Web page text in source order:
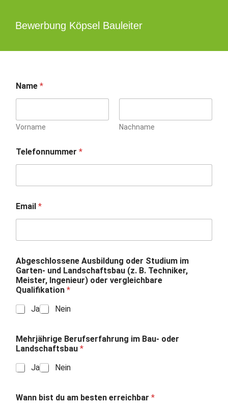
InhaltBewerbung Köpsel Bauleiter
Name *
Vorname Nachname
Telefonnummer *
Email *
Abgeschlossene Ausbildung oder Studium im
Garten- und Landschaftsbau (z. B. Techniker,
Meister, Ingenieur) oder vergleichbare
Qualifikation *
Ja
Nein
Mehrjährige Berufserfahrung im Bau- oder
Landschaftsbau *
Ja
Nein
Wann bist du am besten erreichbar *